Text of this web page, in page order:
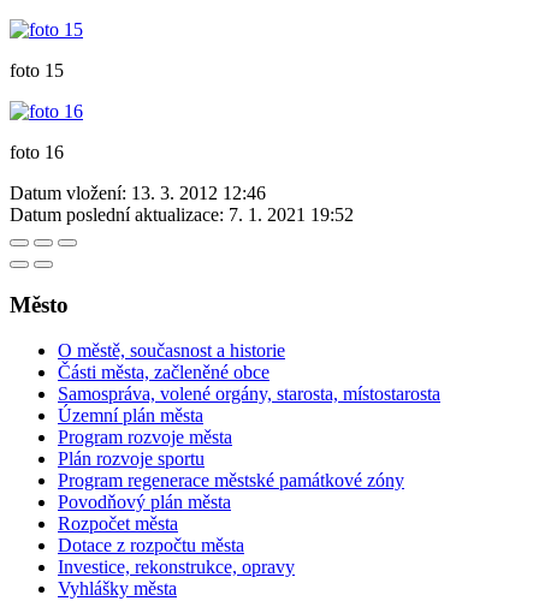
foto 15
foto 16
Datum vložení: 13. 3. 2012 12:46
Datum poslední aktualizace: 7. 1. 2021 19:52
Město
O městě, současnost a historie
Části města, začleněné obce
Samospráva, volené orgány, starosta, místostarosta
Územní plán města
Program rozvoje města
Plán rozvoje sportu
Program regenerace městské památkové zóny
Povodňový plán města
Rozpočet města
Dotace z rozpočtu města
Investice, rekonstrukce, opravy
Vyhlášky města